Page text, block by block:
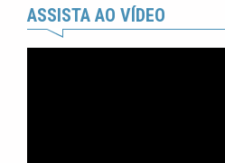
ASSISTA AO VÍDEO